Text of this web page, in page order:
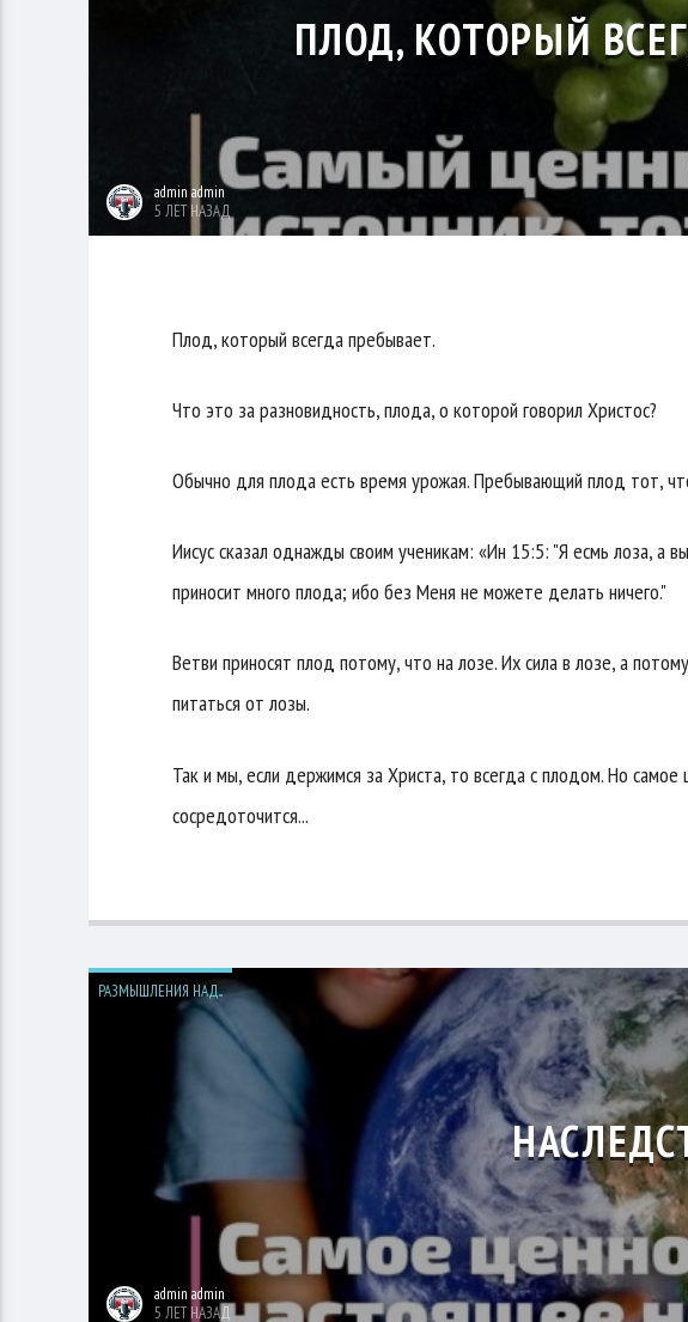
ПЛОД, КОТОРЫЙ
admin admin
5 ЛЕТ НАЗАД
Плод, который всегда пребывает.
Что это за разновидность, плода, о которой говорил Христос?
Обычно для плода есть время урожая. Пребывающий плод тот,
Иисус сказал однажды своим ученикам: «Ин 15:5: "Я есмь лоза, а
приносит много плода; ибо без Меня не можете делать ничего."
Ветви приносят плод потому, что на лозе. Их сила в лозе, а
питаться от лозы.
Так и мы, если держимся за Христа, то всегда с плодом. Но
сосредоточится...
РАЗМЫШЛЕНИЯ НАД...
admin admin
5 ЛЕТ НАЗАД